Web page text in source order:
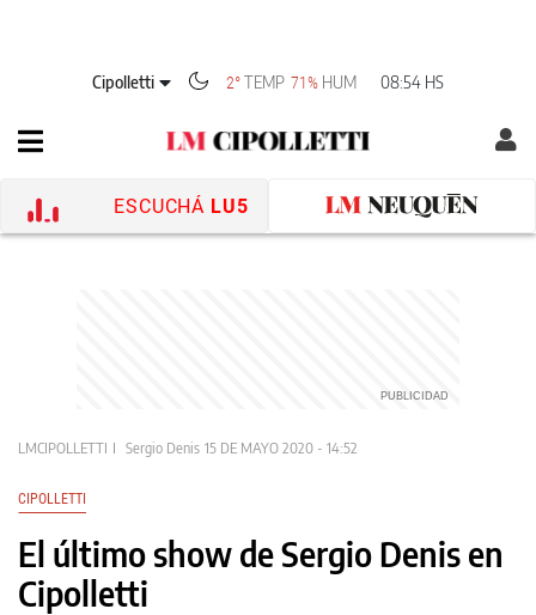
Cipolletti 2° TEMP 71% HUM 08:54 HS
ESCUCHÁ LU5
LMCIPOLLETTI Sergio Denis 15 DE MAYO 2020 - 14:52
CIPOLLETTI
El último show de Sergio Denis en
Cipolletti